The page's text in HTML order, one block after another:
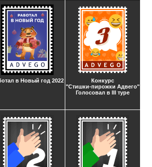
в Новый год 2022
Конкурс
"Стишки-пирожки Адвего"
Голосовал в III туре